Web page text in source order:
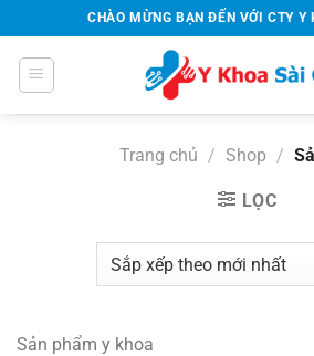
qua
nội
dung
CHÀO MỪNG BẠN ĐẾN VỚI CTY Y
Trang chủ / Shop /
LỌC
Sản phẩm y khoa